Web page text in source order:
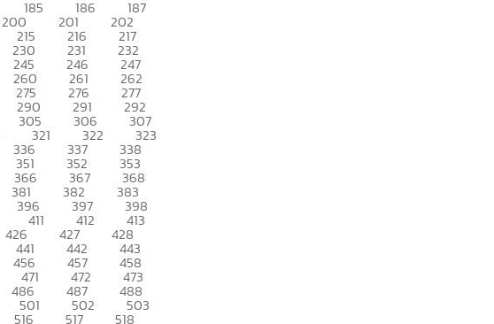
185 186 187
200 201 202
215 216 217
230 231 232
245 246 247
260 261 262
275 276 277
290 291 292
305 306 307
321 322 323
336 337 338
351 352 353
366 367 368
381 382 383
396 397 398
411 412 413
426 427 428
441 442 443
456 457 458
471 472 473
486 487 488
501 502 503
516 517 518